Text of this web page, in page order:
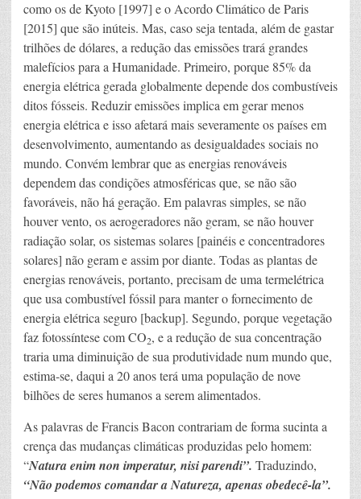
como os de Kyoto [1997] e o Acordo Climático de Paris
[2015] que são inúteis. Mas, caso seja tentada, além de gastar
trilhões de dólares, a redução das emissões trará grandes
malefícios para a Humanidade. Primeiro, porque 85% da
energia elétrica gerada globalmente depende dos combustíveis
ditos fósseis. Reduzir emissões implica em gerar menos
energia elétrica e isso afetará mais severamente os países em
desenvolvimento, aumentando as desigualdades sociais no
mundo. Convém lembrar que as energias renováveis
dependem das condições atmosféricas que, se não são
favoráveis, não há geração. Em palavras simples, se não
houver vento, os aerogeradores não geram, se não houver
radiação solar, os sistemas solares [painéis e concentradores
solares] não geram e assim por diante. Todas as plantas de
energias renováveis, portanto, precisam de uma termelétrica
que usa combustível fóssil para manter o fornecimento de
energia elétrica seguro [backup]. Segundo, porque vegetação
faz fotossíntese com CO2, e a redução de sua concentração
traria uma diminuição de sua produtividade num mundo que,
estima-se, daqui a 20 anos terá uma população de nove
bilhões de seres humanos a serem alimentados.
As palavras de Francis Bacon contrariam de forma sucinta a
crença das mudanças climáticas produzidas pelo homem:
“Natura enim non imperatur, nisi parendi”. Traduzindo,
“Não podemos comandar a Natureza, apenas obedecê-la”.